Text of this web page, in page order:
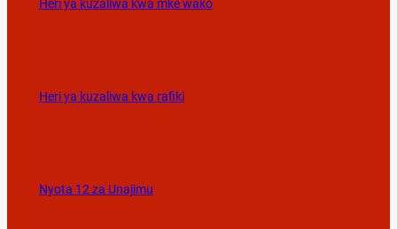
Heri ya kuzaliwa kwa mke wako
Heri ya kuzaliwa kwa rafiki
Nyota 12 za Unajimu